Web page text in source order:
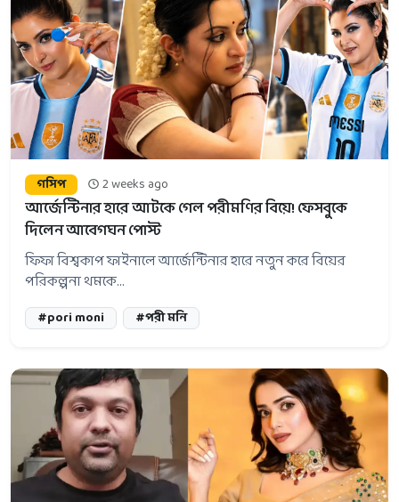
গসিপ 2 weeks ago
আর্জেন্টিনার হারে আটকে গেল পরীমণির বিয়ে! ফেসবুকে
দিলেন আবেগঘন পোস্ট
ফিফা বিশ্বকাপ ফাইনালে আর্জেন্টিনার হারে নতুন করে বিয়ের
পরিকল্পনা থমকে...
#pori moni #পরী মনি